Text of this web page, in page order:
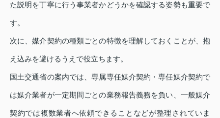
た説明を丁寧に行う事業者かどうかを確認する姿勢も重要で
す。
次に、媒介契約の種類ごとの特徴を理解しておくことが、抱
え込みを避けるうえで役立ちます。
国土交通省の案内では、専属専任媒介契約・専任媒介契約で
は媒介業者が一定期間ごとの業務報告義務を負い、一般媒介
契約では複数業者へ依頼できることなどが整理されていま